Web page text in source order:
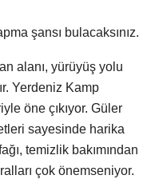
şansı bulacaksınız.
alanı, yürüyüş yolu
Yerdeniz Kamp
öne çıkıyor. Güler
sayesinde harika
temizlik bakımından
çok önemseniyor.